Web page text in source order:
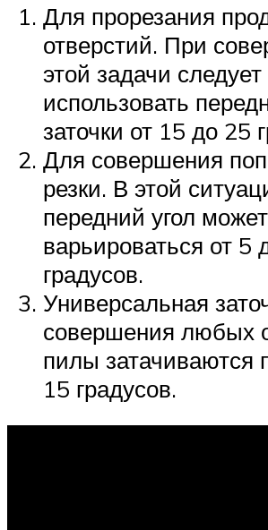
Для прорезания
отверстий. При
этой задачи следует
использовать
заточки от 15 до 25
Для совершения
резки. В этой
передний угол может
варьироваться от 5
градусов.
Универсальная
совершения любых
пилы затачиваются
15 градусов.